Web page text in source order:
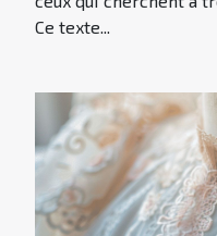
Ce texte...